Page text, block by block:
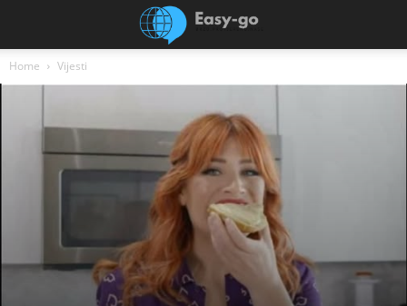
Home Vijesti